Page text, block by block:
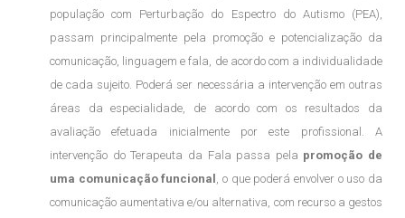
população com Perturbação do Espectro do Autismo (PEA),
passam principalmente pela promoção e potencialização da
comunicação, linguagem e fala, de acordo com a individualidade
de cada sujeito. Poderá ser necessária a intervenção em outras
áreas da especialidade, de acordo com os resultados da
avaliação efetuada inicialmente por este profissional. A
intervenção do Terapeuta da Fala passa pela promoção de
uma comunicação funcional , o que poderá envolver o uso da
comunicação aumentativa e/ou alternativa, com recurso a gestos